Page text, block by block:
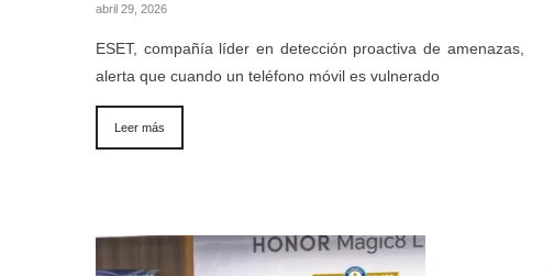
abril 29, 2026
ESET, compañía líder en detección proactiva de amenazas,
alerta que cuando un teléfono móvil es vulnerado
Leer más